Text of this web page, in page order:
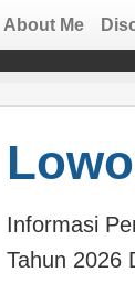
About Me
Informasi
Tahun 2026